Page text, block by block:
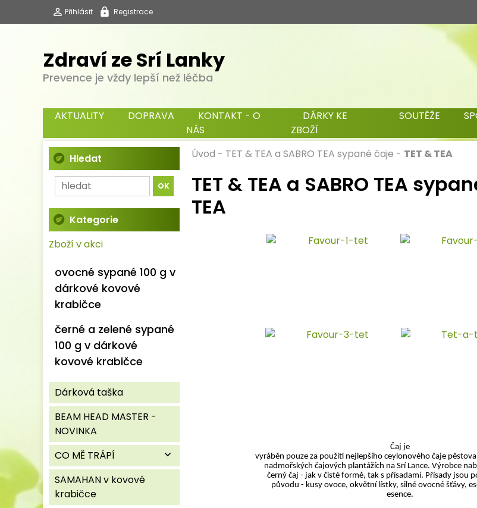
Přihlásit Registrace
Zdraví ze Srí Lanky
Prevence je vždy lepší než léčba
AKTUALITY DOPRAVA
KONTAKT - O
NÁS
DÁRKY KE
ZBOŽÍ
SOUTĚŽE
Hledat
Kategorie
Zboží v akci
ovocné sypané 100 g v
dárkové kovové
krabičce
černé a zelené sypané
100 g v dárkové
kovové krabičce
Dárková taška
BEAM HEAD MASTER -
NOVINKA
CO MĚ TRÁPÍ
expand_more
SAMAHAN v kovové
krabičce
Úvod - TET & TEA a SABRO TEA sypané čaje - TET & TEA
TET & TEA a SABRO TEA
TEA
Čaj je
vyráběn pouze za použití nejlepšího ceylonového čaje
nadmořských čajových plantážích na Srí Lance. Výrobce
černý čaj - jak v čisté formě, tak s přísadami. Přísady jsou
původu - kusy ovoce, okvětní lístky, silné ovocné šťávy,
esence.